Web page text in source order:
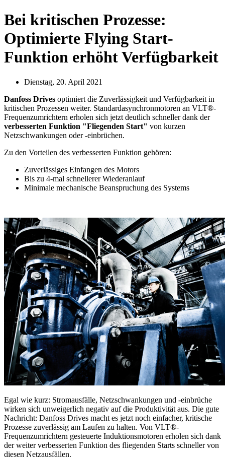
Bei kritischen Prozesse:
Optimierte Flying Start-
Funktion erhöht Verfügbarkeit
Dienstag, 20. April 2021
Danfoss Drives optimiert die Zuverlässigkeit und Verfügbarkeit in
kritischen Prozessen weiter. Standardasynchronmotoren an VLT®-
Frequenzumrichtern erholen sich jetzt deutlich schneller dank der
verbesserten Funktion "Fliegenden Start" von kurzen
Netzschwankungen oder -einbrüchen.
Zu den Vorteilen des verbesserten Funktion gehören:
Zuverlässiges Einfangen des Motors
Bis zu 4-mal schnellerer Wiederanlauf
Minimale mechanische Beanspruchung des Systems
Egal wie kurz: Stromausfälle, Netzschwankungen und -einbrüche
wirken sich unweigerlich negativ auf die Produktivität aus. Die gute
Nachricht: Danfoss Drives macht es jetzt noch einfacher, kritische
Prozesse zuverlässig am Laufen zu halten. Von VLT®-
Frequenzumrichtern gesteuerte Induktionsmotoren erholen sich dank
der weiter verbesserten Funktion des fliegenden Starts schneller von
diesen Netzausfällen.